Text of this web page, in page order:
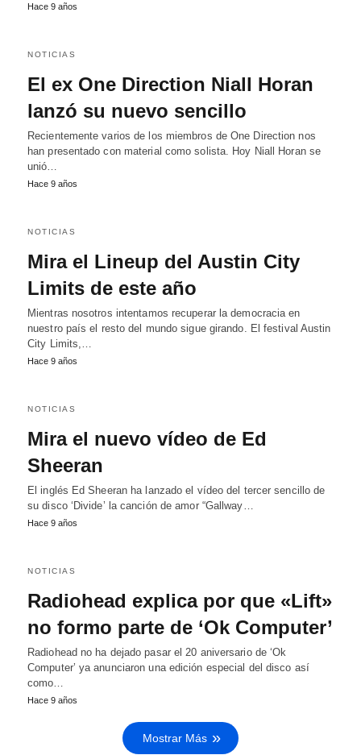
Hace 9 años
NOTICIAS
El ex One Direction Niall Horan
lanzó su nuevo sencillo
Recientemente varios de los miembros de One Direction nos
han presentado con material como solista. Hoy Niall Horan se
unió…
Hace 9 años
NOTICIAS
Mira el Lineup del Austin City
Limits de este año
Mientras nosotros intentamos recuperar la democracia en
nuestro país el resto del mundo sigue girando. El festival Austin
City Limits,…
Hace 9 años
NOTICIAS
Mira el nuevo vídeo de Ed
Sheeran
El inglés Ed Sheeran ha lanzado el vídeo del tercer sencillo de
su disco ‘Divide’ la canción de amor “Gallway…
Hace 9 años
NOTICIAS
Radiohead explica por que «Lift»
no formo parte de ‘Ok Computer’
Radiohead no ha dejado pasar el 20 aniversario de ‘Ok
Computer’ ya anunciaron una edición especial del disco así
como…
Hace 9 años
Mostrar Más